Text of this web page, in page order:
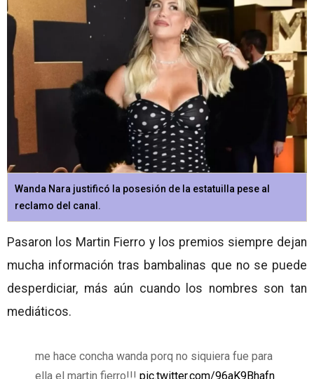
Wanda Nara justificó la posesión de la estatuilla pese al
reclamo del canal.
Pasaron los Martin Fierro y los premios siempre dejan
mucha información tras bambalinas que no se puede
desperdiciar, más aún cuando los nombres son tan
mediáticos.
me hace concha wanda porq no siquiera fue para
ella el martin fierro!!! pic.twitter.com/96aK9Bhafn